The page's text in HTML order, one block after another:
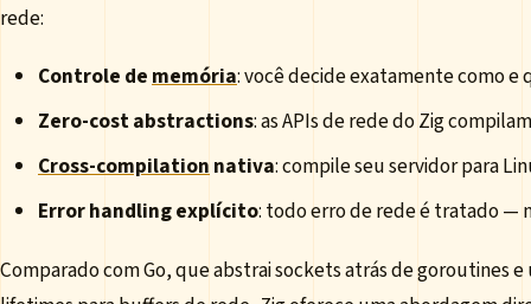
rede:
Controle dememória: você decide exatamente como
Zero-cost abstractions: as APIs de rede do Zig
Cross-compilationnativa: compile seu servidor para
Error handling explícito: todo erro de rede é tratado —
Comparado com Go, que abstrai sockets atrás de goroutines